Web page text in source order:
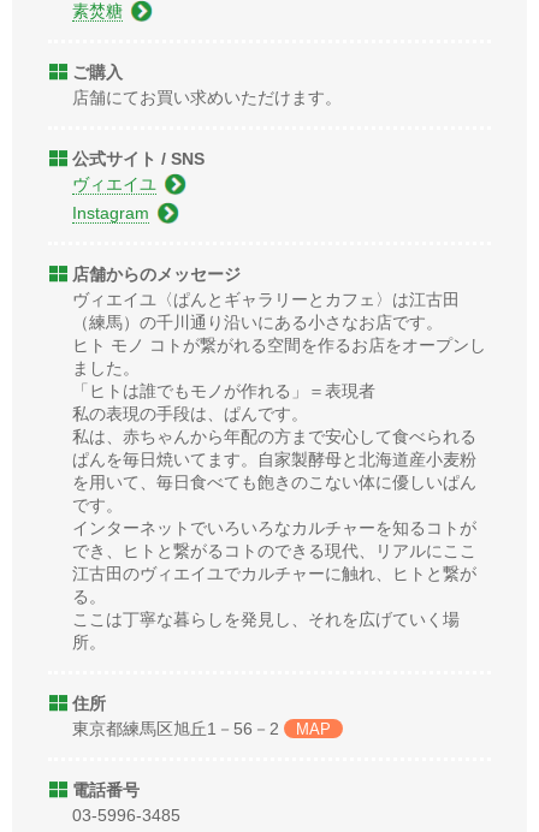
素焚糖
ご購入
店舗にてお買い求めいただけます。
公式サイト / SNS
ヴィエイユ
Instagram
店舗からのメッセージ
ヴィエイユ〈ぱんとギャラリーとカフェ〉は江古田
（練馬）の千川通り沿いにある小さなお店です。
ヒト モノ コトが繋がれる空間を作るお店をオープンし
ました。
「ヒトは誰でもモノが作れる」＝表現者
私の表現の手段は、ぱんです。
私は、赤ちゃんから年配の方まで安心して食べられる
ぱんを毎日焼いてます。自家製酵母と北海道産小麦粉
を用いて、毎日食べても飽きのこない体に優しいぱん
です。
インターネットでいろいろなカルチャーを知るコトが
でき、ヒトと繋がるコトのできる現代、リアルにここ
江古田のヴィエイユでカルチャーに触れ、ヒトと繋が
る。
ここは丁寧な暮らしを発見し、それを広げていく場
所。
住所
東京都練馬区旭丘1－56－2
MAP
電話番号
03-5996-3485